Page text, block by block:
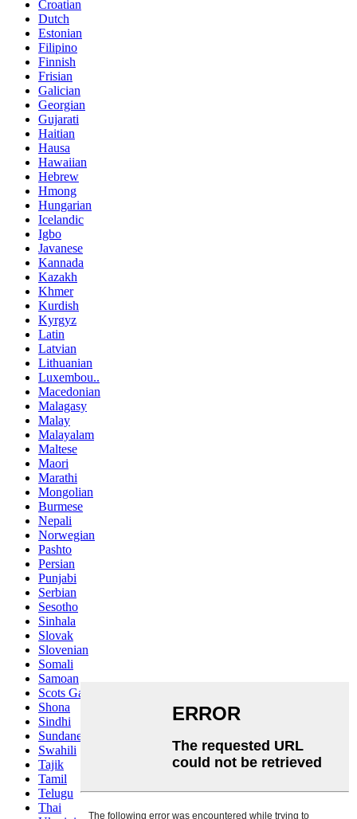
Croatian
Dutch
Estonian
Filipino
Finnish
Frisian
Galician
Georgian
Gujarati
Haitian
Hausa
Hawaiian
Hebrew
Hmong
Hungarian
Icelandic
Igbo
Javanese
Kannada
Kazakh
Khmer
Kurdish
Kyrgyz
Latin
Latvian
Lithuanian
Luxembou..
Macedonian
Malagasy
Malay
Malayalam
Maltese
Maori
Marathi
Mongolian
Burmese
Nepali
Norwegian
Pashto
Persian
Punjabi
Serbian
Sesotho
Sinhala
Slovak
Slovenian
Somali
Samoan
Scots Gaelic
Shona
Sindhi
Sundanese
Swahili
Tajik
Tamil
Telugu
Thai